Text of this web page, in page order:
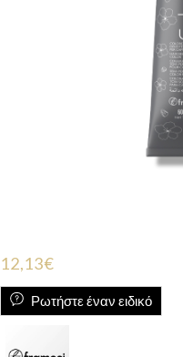
12,13€
Ρωτήστε έναν ειδικό